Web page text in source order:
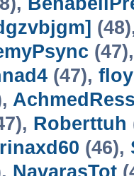
(47),
Roberttuh
(46),
NavarasTot